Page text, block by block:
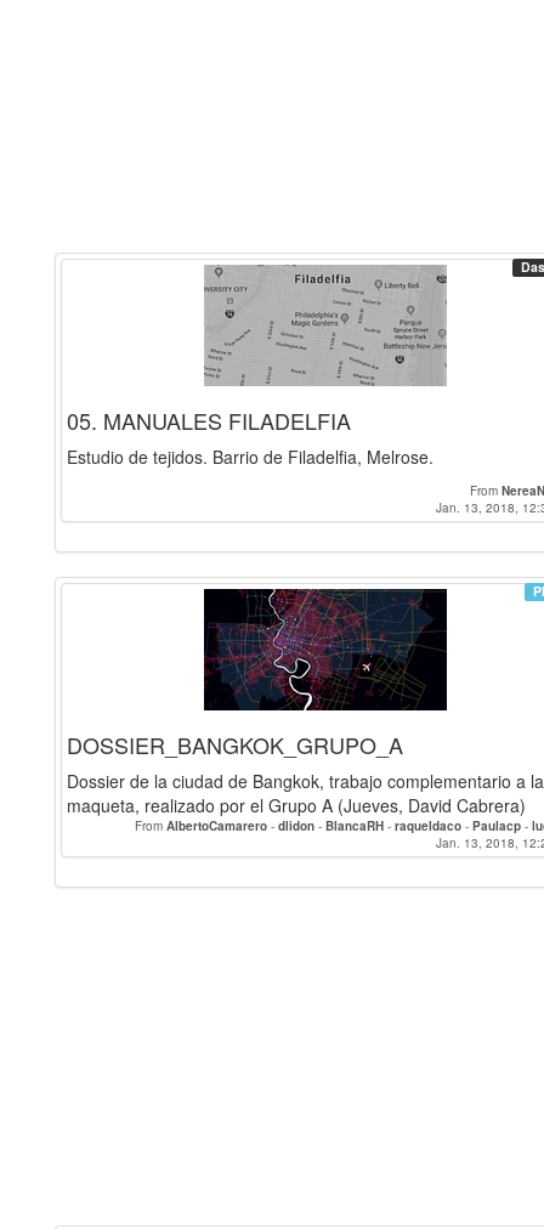
05. MANUALES FILADELFIA
Estudio de tejidos. Barrio de Filadelfia, Melrose.
From
Jan. 13, 2018,
DOSSIER_BANGKOK_GRUPO_A
Dossier de la ciudad de Bangkok, trabajo complementario a la
maqueta, realizado por el Grupo A (Jueves, David Cabrera)
From AlbertoCamarero - dlidon - BlancaRH - raqueldaco - Paulacp -
LuisFernandoSR-
Jan. 13, 2018,